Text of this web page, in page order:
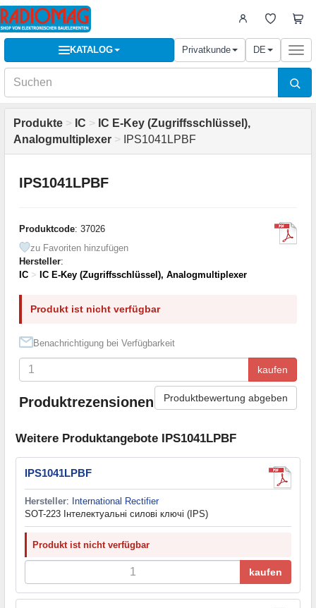
KATALOG Privatkunde DE
Produkte > IC > IC E-Key (Zugriffsschlüssel),
Analogmultiplexer > IPS1041LPBF
IPS1041LPBF
Produktcode: 37026
zu Favoriten hinzufügen
Hersteller:
IC > IC E-Key (Zugriffsschlüssel), Analogmultiplexer
Produkt ist nicht verfügbar
Benachrichtigung bei Verfügbarkeit
kaufen
Produktrezensionen Produktbewertung abgeben
Weitere Produktangebote IPS1041LPBF
IPS1041LPBF
Hersteller: International Rectifier
SOT-223 Інтелектуальні силові ключі (IPS)
Produkt ist nicht verfügbar
kaufen